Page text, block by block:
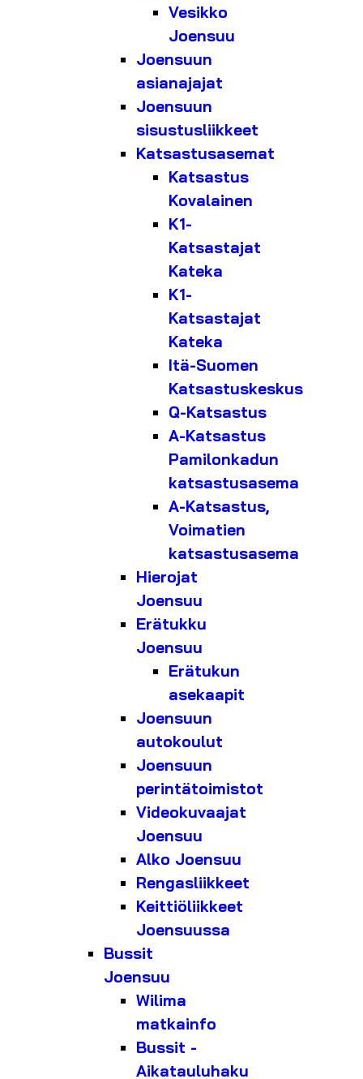
Vesikko
Joensuu
Joensuun
asianajajat
Joensuun
sisustusliikkeet
Katsastusasemat
Katsastus
Kovalainen
K1-
Katsastajat
Kateka
K1-
Katsastajat
Kateka
Itä-Suomen
Katsastuskeskus
Q-Katsastus
A-Katsastus
Pamilonkadun
katsastusasema
A-Katsastus,
Voimatien
katsastusasema
Hierojat
Joensuu
Erätukku
Joensuu
Erätukun
asekaapit
Joensuun
autokoulut
Joensuun
perintätoimistot
Videokuvaajat
Joensuu
Alko Joensuu
Rengasliikkeet
Keittiöliikkeet
Joensuussa
Bussit
Joensuu
Wilima
matkainfo
Bussit -
Aikatauluhaku